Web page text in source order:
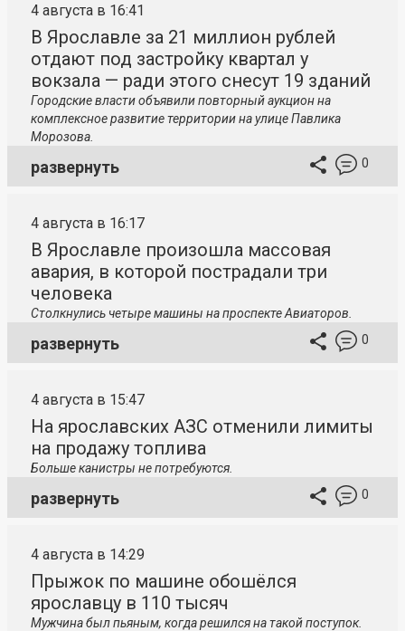
4 августа в 16:41
В Ярославле за 21 миллион рублей
отдают под застройку квартал у
вокзала — ради этого снесут 19 зданий
Городские власти объявили повторный аукцион на
комплексное развитие территории на улице Павлика
Морозова.
развернуть 0
4 августа в 16:17
В Ярославле произошла массовая
авария, в которой пострадали три
человека
Столкнулись четыре машины на проспекте Авиаторов.
развернуть 0
4 августа в 15:47
На ярославских АЗС отменили лимиты
на продажу топлива
Больше канистры не потребуются.
развернуть 0
4 августа в 14:29
Прыжок по машине обошёлся
ярославцу в 110 тысяч
Мужчина был пьяным, когда решился на такой поступок.